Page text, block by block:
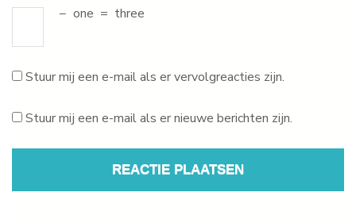
− one = three
Stuur mij een e-mail als er vervolgreacties zijn.
Stuur mij een e-mail als er nieuwe berichten zijn.